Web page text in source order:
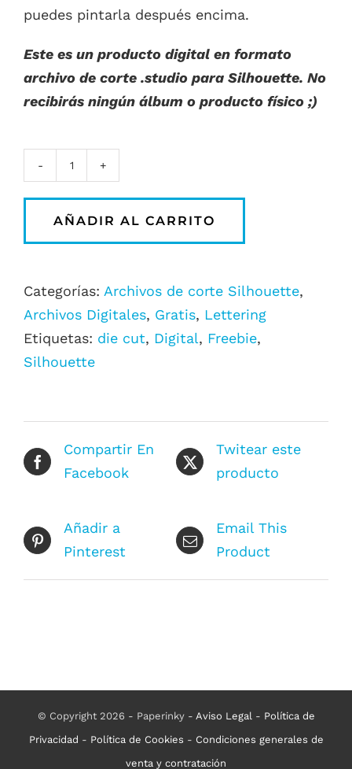
puedes pintarla después encima.
Este es un producto digital en formato
archivo de corte .studio para Silhouette. No
recibirás ningún álbum o producto físico ;)
Cut
Silhouette
texto
Ya
Es
Navidad
cantidad
AÑADIR AL CARRITO
Categorías: Archivos de corte Silhouette,
Archivos Digitales, Gratis, Lettering
Etiquetas: die cut, Digital, Freebie,
Silhouette
Compartir En
Facebook
Twitear este
producto
Añadir a
Pinterest
Email This
Product
© Copyright 2026 - Paperinky - Aviso Legal- Política de
Privacidad - Política de Cookies - Condiciones generales de
venta y contratación